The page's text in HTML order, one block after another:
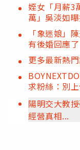
姪女「月薪
萬」吳淡如
「象迷娘」
有後婚回應了
更多最新熱
求粉絲：別
陽明交大教
經營真相...